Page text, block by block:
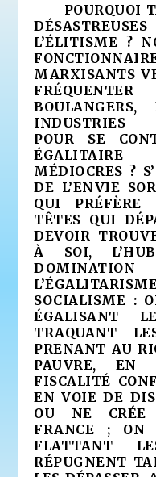
POURQUOI
L’ÉLITISME ?
MARXISANTS
INDUSTRIES
POUR SE
MÉDIOCRES ?
DE L’ENVIE
QUI PRÉFÈRE
TÊTES QUI
DEVOIR
À SOI,
SOCIALISME :
ÉGALISANT
TRAQUANT
PRENANT AU
PAUVRE, EN
FISCALITÉ
EN VOIE DE
OU NE CRÉE
FRANCE ; ON
FLATTANT
RÉPUGNENT